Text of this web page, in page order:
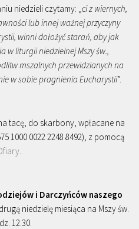
niedzieli czytamy: „ ci z wiernych,
lub innej ważnej przyczyny
winni dołożyć starań, aby jak
w liturgii niedzielnej Mszy św.,
mszalnych przewidzianych na
w sobie pragnienia Eucharystii”.
tacę, do skarbony, wpłacane na
1000 0022 2248 8492), z pomocą
i Darczyńców naszego
niedzielę miesiąca na Mszy św.
12.30.